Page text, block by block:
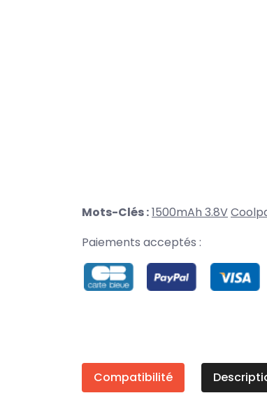
Mots-Clés :1500mAh 3.8V
Paiements acceptés :
Compatibilité